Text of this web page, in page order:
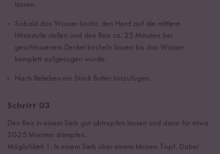
lassen.
Sobald das Wasser kocht, den Herd auf die mittlere
Hitzestufe stellen und den Reis ca. 25 Minuten bei
geschlossenem Deckel köcheln lassen bis das Wasser
komplett aufgesogen wurde.
Nach Belieben ein Stück Butter hinzufügen.
Schritt 03
Den Reis in einem Sieb gut abtropfen lassen und dann für etwa
20-25 Minuten dämpfen.
Möglichkeit 1: In einem Sieb über einem kleinen Topf. Dabei